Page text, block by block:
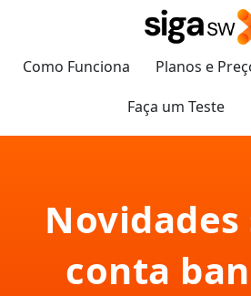
Como Funciona Planos e
Faça um Teste
Novidades
conta